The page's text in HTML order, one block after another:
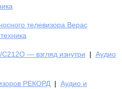
телевизора Верас
— взгляд изнутри | Аудио
РЕКОРД | Аудио и